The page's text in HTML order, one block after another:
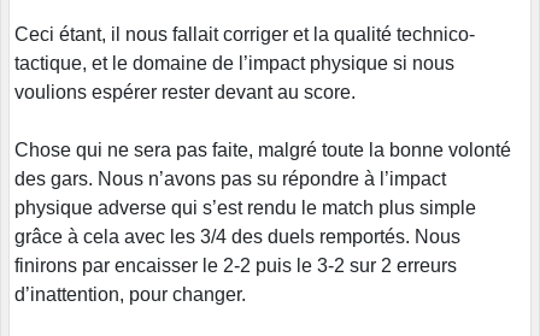
Ceci étant, il nous fallait corriger et la qualité technico-
tactique, et le domaine de l’impact physique si nous
voulions espérer rester devant au score.
Chose qui ne sera pas faite, malgré toute la bonne volonté
des gars. Nous n’avons pas su répondre à l’impact
physique adverse qui s’est rendu le match plus simple
grâce à cela avec les 3/4 des duels remportés. Nous
finirons par encaisser le 2-2 puis le 3-2 sur 2 erreurs
d’inattention, pour changer.